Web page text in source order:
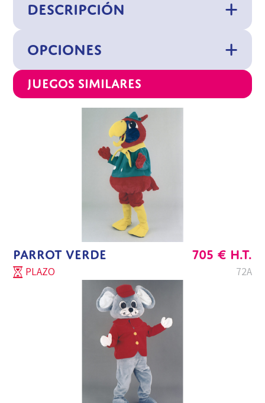
DESCRIPCIÓN
OPCIONES
Juegos similares
PARROT VERDE 705 € H.T.
PLAZO 72A